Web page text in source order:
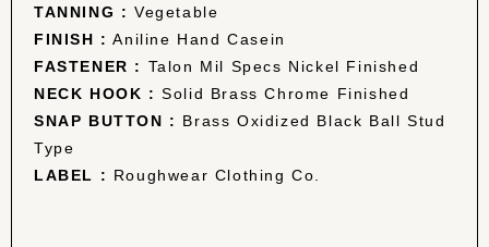
TANNING : Vegetable
FINISH : Aniline Hand Casein
FASTENER : Talon Mil Specs Nickel Finished
NECK HOOK : Solid Brass Chrome Finished
SNAP BUTTON : Brass Oxidized Black Ball Stud
Type
LABEL : Roughwear Clothing Co.